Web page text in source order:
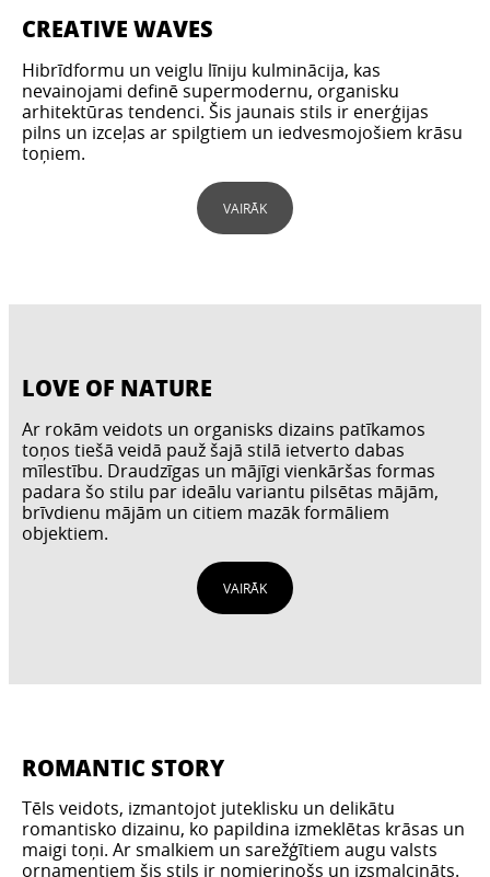
CREATIVE WAVES
Hibrīdformu un veiglu līniju kulminācija, kas
nevainojami definē supermodernu, organisku
arhitektūras tendenci. Šis jaunais stils ir enerģijas
pilns un izceļas ar spilgtiem un iedvesmojošiem krāsu
toņiem.
VAIRĀK
LOVE OF NATURE
Ar rokām veidots un organisks dizains patīkamos
toņos tiešā veidā pauž šajā stilā ietverto dabas
mīlestību. Draudzīgas un mājīgi vienkāršas formas
padara šo stilu par ideālu variantu pilsētas mājām,
brīvdienu mājām un citiem mazāk formāliem
objektiem.
VAIRĀK
ROMANTIC STORY
Tēls veidots, izmantojot juteklisku un delikātu
romantisko dizainu, ko papildina izmeklētas krāsas un
maigi toņi. Ar smalkiem un sarežģītiem augu valsts
ornamentiem šis stils ir nomierinošs un izsmalcināts.